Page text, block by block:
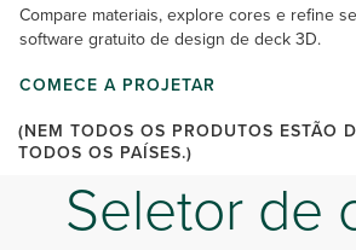
Compare materiais, explore cores e refine
software gratuito de design de deck 3D.
COMECE A PROJETAR
(NEM TODOS OS PRODUTOS ESTÃO
TODOS OS PAÍSES.)
Seletor de